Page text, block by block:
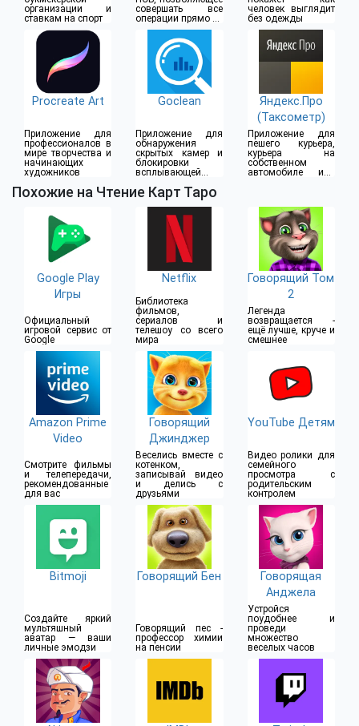
организации и
ставкам на спорт
совершать все
операции прямо из
дома
человек выглядит
без одежды
Procreate Art
Приложение для
профессионалов в
мире творчества и
начинающих
художников
Goclean
Приложение для
обнаружения
скрытых камер и
блокировки
всплывающей
Яндекс.Про
(Таксометр)
Приложение для
пешего курьера,
курьера на
собственном
автомобиле или
Похожие на Чтение Карт Таро
Google Play
Игры
Официальный
игровой сервис от
Google
Netflix
Библиотека
фильмов,
сериалов и
телешоу со всего
мира
Говорящий Том
2
Легенда
возвращается -
ещё лучше, круче и
смешнее
Amazon Prime
Video
Смотрите фильмы
и телепередачи,
рекомендованные
для вас
Говорящий
Джинджер
Веселись вместе с
котенком,
записывай видео
и делись с
друзьями
YouTube Детям
Видео ролики для
семейного
просмотра с
родительским
контролем
Bitmoji
Создайте яркий
мультяшный
аватар — ваши
личные эмодзи
Говорящий Бен
Говорящий пес -
профессор химии
на пенсии
Говорящая
Анджела
Устройся
поудобнее и
проведи
множество
веселых часов